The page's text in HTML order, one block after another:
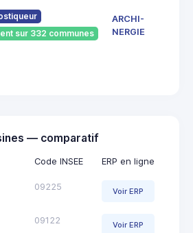
sur 332 communes
ARCHI-
NERGIE
— comparatif
Code INSEE ERP en ligne
09225 Voir ERP
09122 Voir ERP